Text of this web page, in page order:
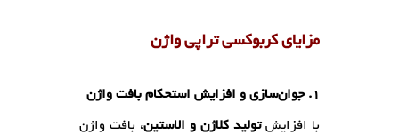
مزایای کربوکسی تراپی واژن
1. جوان‌سازی و افزایش استحکام بافت واژن
با افزایشتولید کلاژن و الاستین، بافت واژن